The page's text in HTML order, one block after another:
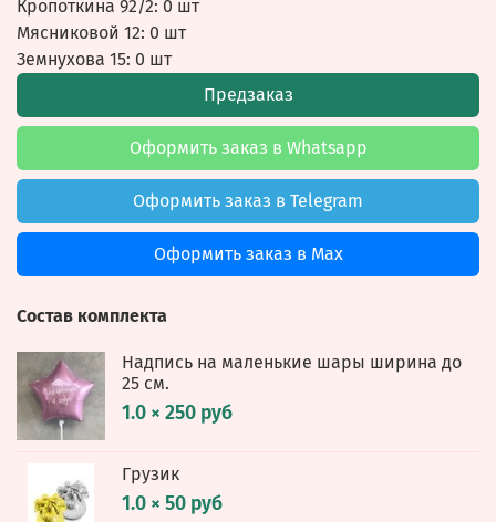
Кропоткина 92/2: 0 шт
Мясниковой 12: 0 шт
Земнухова 15: 0 шт
Предзаказ
Оформить заказ в Whatsapp
Оформить заказ в Telegram
Оформить заказ в Max
Состав комплекта
Надпись на маленькие шары ширина до
25 см.
1.0 × 250 руб
Грузик
1.0 × 50 руб